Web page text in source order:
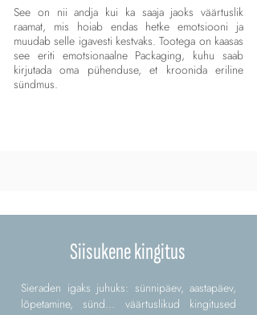
See on nii andja kui ka saaja jaoks väärtuslik
raamat, mis hoiab endas hetke emotsiooni ja
muudab selle igavesti kestvaks. Tootega on kaasas
see eriti emotsionaalne Packaging, kuhu saab
kirjutada oma pühenduse, et kroonida eriline
sündmus.
Siisukene kingitus
Sieraden igaks juhuks: sünnipäev, aastapäev,
lõpetamine, sünd... väärtuslikud kingitused